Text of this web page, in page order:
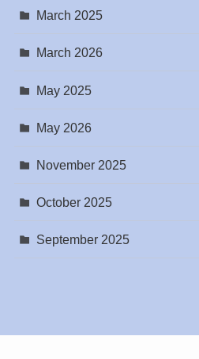
March 2025
March 2026
May 2025
May 2026
November 2025
October 2025
September 2025